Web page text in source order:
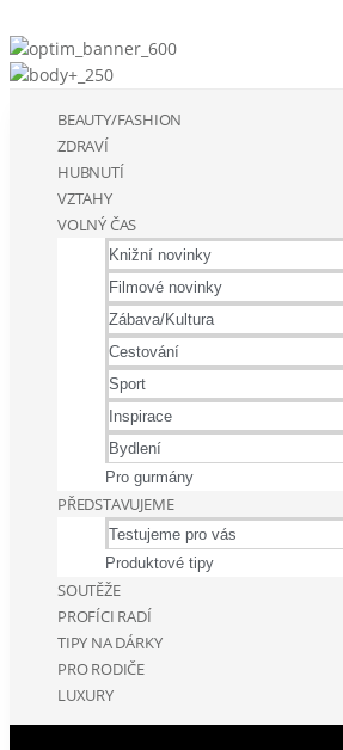
BEAUTY/FASHION
ZDRAVÍ
HUBNUTÍ
VZTAHY
VOLNÝ ČAS
Knižní novinky
Filmové novinky
Zábava/Kultura
Cestování
Sport
Inspirace
Bydlení
Pro gurmány
PŘEDSTAVUJEME
Testujeme pro vás
Produktové tipy
SOUTĚŽE
PROFÍCI RADÍ
TIPY NA DÁRKY
PRO RODIČE
LUXURY